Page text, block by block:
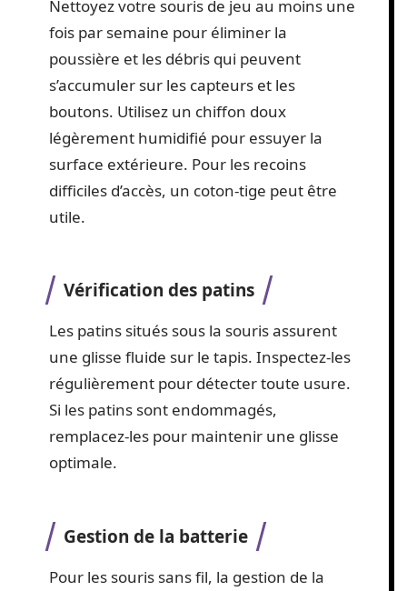
Nettoyez votre souris de jeu au moins une
fois par semaine pour éliminer la
poussière et les débris qui peuvent
s’accumuler sur les capteurs et les
boutons. Utilisez un chiffon doux
légèrement humidifié pour essuyer la
surface extérieure. Pour les recoins
difficiles d’accès, un coton-tige peut être
utile.
Vérification des patins
Les patins situés sous la souris assurent
une glisse fluide sur le tapis. Inspectez-les
régulièrement pour détecter toute usure.
Si les patins sont endommagés,
remplacez-les pour maintenir une glisse
optimale.
Gestion de la batterie
Pour les souris sans fil, la gestion de la